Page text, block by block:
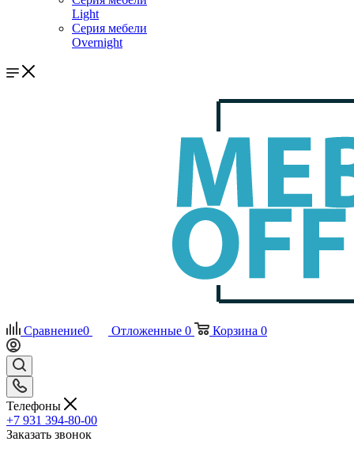
Light
Серия мебели
Overnight
Сравнение0 Отложенные 0 Корзина 0
Телефоны
+7 931 394-80-00
Заказать звонок